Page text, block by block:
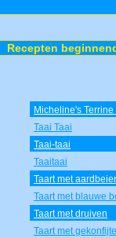
Recepten
Micheline's
Taai Taai
Taai-taai
Taaitaai
Taart met
Taart met blauwe
Taart met druiven
Taart met